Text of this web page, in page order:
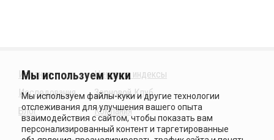
Издания
Исследования
Блог
Ценовые индексы
Зерновой Клуб
Компания